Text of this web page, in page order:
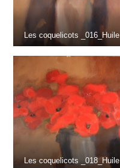
Les coquelicots _016_Huile
Les coquelicots _018_Huile